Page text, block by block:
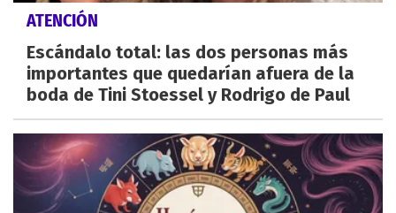
ATENCIÓN
Escándalo total: las dos personas más
importantes que quedarían afuera de la
boda de Tini Stoessel y Rodrigo de Paul